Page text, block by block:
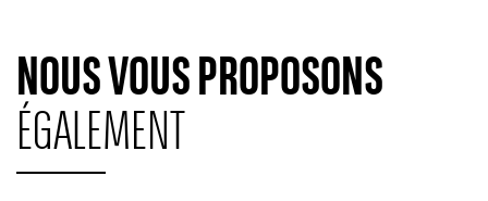
NOUS VOUS PROPOSONS
ÉGALEMENT